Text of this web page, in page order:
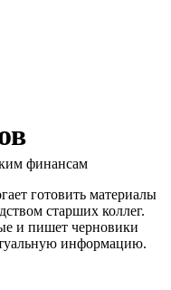
финансам
готовить материалы
старших коллег.
и пишет черновики
информацию.